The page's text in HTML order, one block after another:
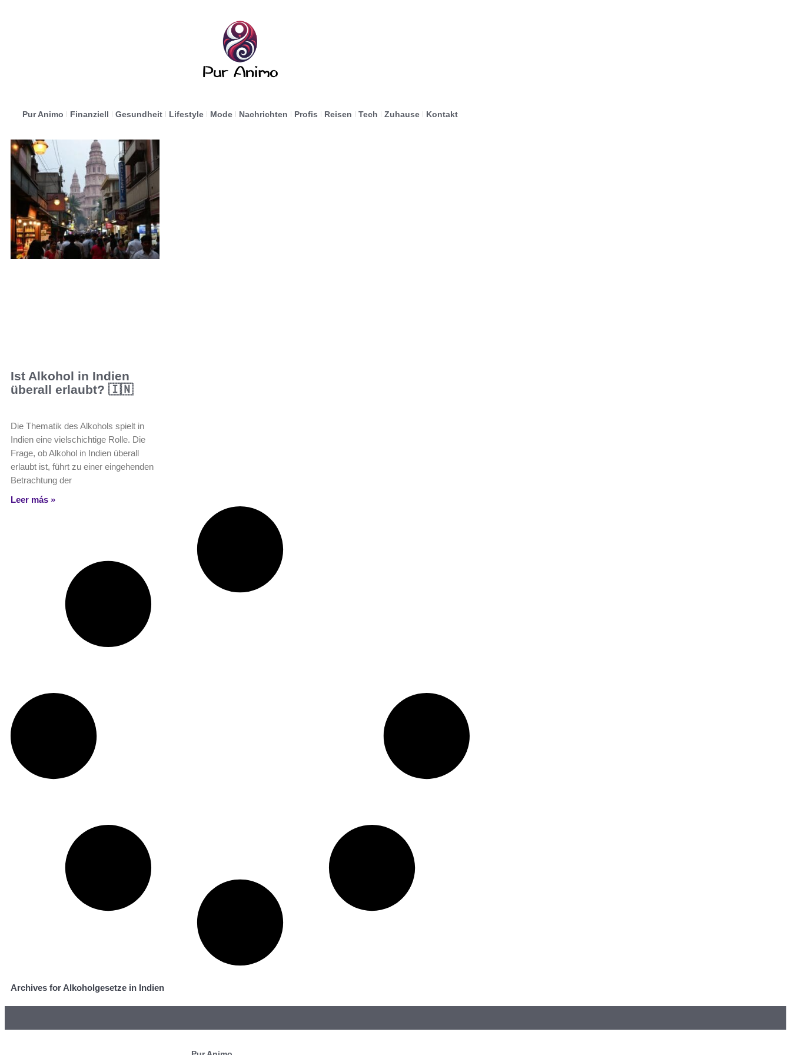
Pur Animo Finanziell Gesundheit Lifestyle Mode Nachrichten Profis Reisen Tech Zuhause Kontakt
Ist Alkohol in Indien
überall erlaubt? 🇮🇳
Die Thematik des Alkohols spielt in
Indien eine vielschichtige Rolle. Die
Frage, ob Alkohol in Indien überall
erlaubt ist, führt zu einer eingehenden
Betrachtung der
Leer más »
Archives for Alkoholgesetze in Indien